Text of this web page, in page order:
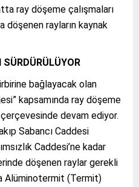
ray döşeme çalışmaları
döşenen rayların kaynak
bağlayacak olan
kapsamında ray döşeme
devam ediyor.
Sabancı Caddesi
Caddesi’ne kadar
döşenen raylar gerekli
Alüminotermit (Termit)